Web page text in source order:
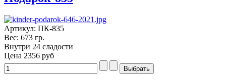
Артикул: ПК-835
Вес: 673 гр.
Внутри 24 сладости
Цена 2356 руб